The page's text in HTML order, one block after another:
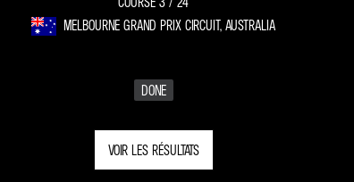
MELBOURNE GRAND PRIX CIRCUIT, AUSTRALIA
DONE
VOIR LES RÉSULTATS